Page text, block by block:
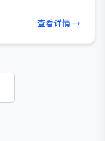
查看详情 →